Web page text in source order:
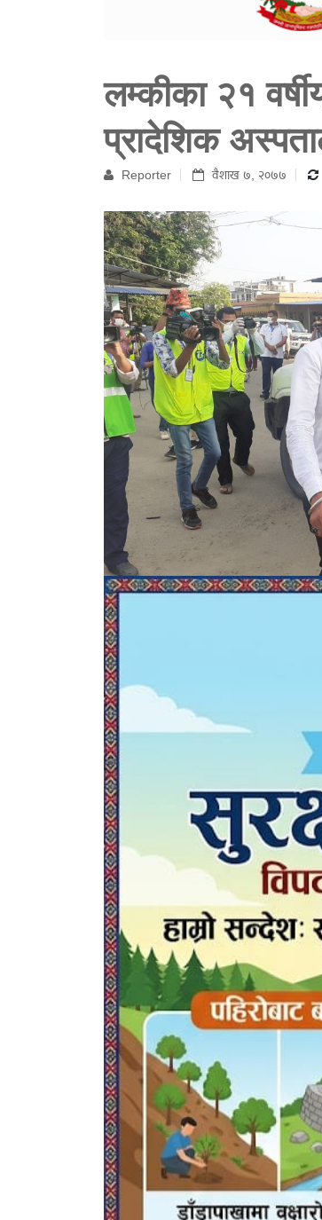
लम्कीका २१
प्रादेशिक
Reporter वैशाख ७, २०७७